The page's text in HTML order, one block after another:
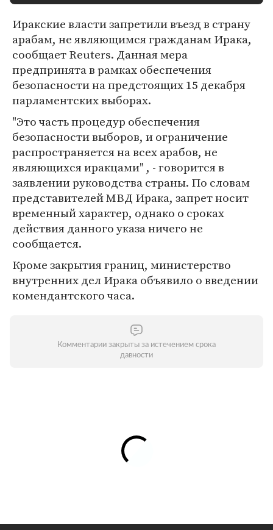
Иракские власти запретили въезд в страну
арабам, не являющимся гражданам Ирака,
сообщает Reuters. Данная мера
предпринята в рамках обеспечения
безопасности на предстоящих 15 декабря
парламентских выборах.
"Это часть процедур обеспечения
безопасности выборов, и ограничение
распространяется на всех арабов, не
являющихся иракцами" , - говорится в
заявлении руководства страны. По словам
представителей МВД Ирака, запрет носит
временный характер, однако о сроках
действия данного указа ничего не
сообщается.
Кроме закрытия границ, министерство
внутренних дел Ирака объявило о введении
комендантского часа.
Комментарии закрыты за истечением срока
давности